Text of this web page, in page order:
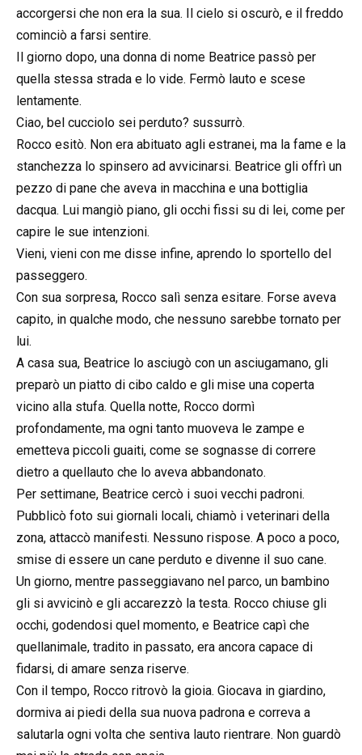
accorgersi che non era la sua. Il cielo si oscurò, e il freddo
cominciò a farsi sentire.
Il giorno dopo, una donna di nome Beatrice passò per
quella stessa strada e lo vide. Fermò lauto e scese
lentamente.
Ciao, bel cucciolo sei perduto? sussurrò.
Rocco esitò. Non era abituato agli estranei, ma la fame e la
stanchezza lo spinsero ad avvicinarsi. Beatrice gli offrì un
pezzo di pane che aveva in macchina e una bottiglia
dacqua. Lui mangiò piano, gli occhi fissi su di lei, come per
capire le sue intenzioni.
Vieni, vieni con me disse infine, aprendo lo sportello del
passeggero.
Con sua sorpresa, Rocco salì senza esitare. Forse aveva
capito, in qualche modo, che nessuno sarebbe tornato per
lui.
A casa sua, Beatrice lo asciugò con un asciugamano, gli
preparò un piatto di cibo caldo e gli mise una coperta
vicino alla stufa. Quella notte, Rocco dormì
profondamente, ma ogni tanto muoveva le zampe e
emetteva piccoli guaiti, come se sognasse di correre
dietro a quellauto che lo aveva abbandonato.
Per settimane, Beatrice cercò i suoi vecchi padroni.
Pubblicò foto sui giornali locali, chiamò i veterinari della
zona, attaccò manifesti. Nessuno rispose. A poco a poco,
smise di essere un cane perduto e divenne il suo cane.
Un giorno, mentre passeggiavano nel parco, un bambino
gli si avvicinò e gli accarezzò la testa. Rocco chiuse gli
occhi, godendosi quel momento, e Beatrice capì che
quellanimale, tradito in passato, era ancora capace di
fidarsi, di amare senza riserve.
Con il tempo, Rocco ritrovò la gioia. Giocava in giardino,
dormiva ai piedi della sua nuova padrona e correva a
salutarla ogni volta che sentiva lauto rientrare. Non guardò